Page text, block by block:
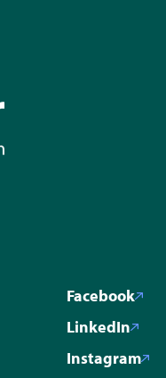
Facebook
LinkedIn
Instagram